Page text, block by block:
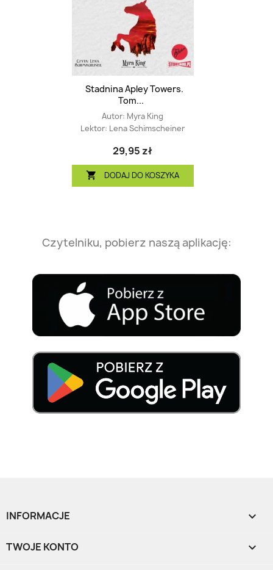
Stadnina Apley Towers.
Tom...
Autor: Myra King
Lektor: Lena Schimscheiner
29,95 zł
 DODAJ DO KOSZYKA
Czytelniku, pobierz naszą aplikację:
INFORMACJE 
TWOJE KONTO 